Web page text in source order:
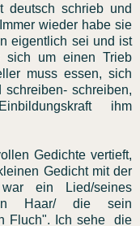
deutsch schrieb und
wieder habe sie
eigentlich sei und ist
sich um einen Trieb
muss essen, sich
schreiben,
ihm
Gedichte vertieft,
Gedicht mit der
ein Lied/seines
Haar/ die sein
Fluch". Ich sehe die